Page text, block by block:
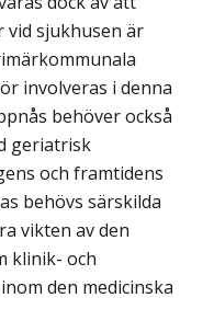
sjukhusen är
involveras i denna
behöver också
geriatrisk
och framtidens
behövs särskilda
vikten av den
klinik- och
den medicinska